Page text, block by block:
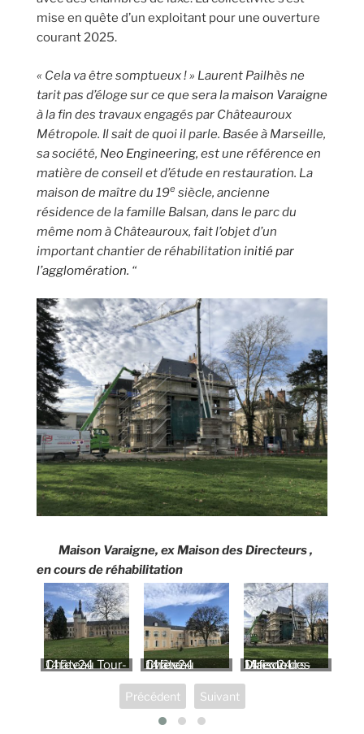
mise en quête d’un exploitant pour une ouverture
courant 2025.
« Cela va être somptueux ! » Laurent Pailhès ne
tarit pas d’éloge sur ce que sera lamaison Varaigne
à la fin des travaux engagés par Châteauroux
Métropole. Il sait de quoi il parle. Basée à Marseille,
sa société, Neo Engineering, est une référence en
matière de conseil et d’étude en restauration. La
maison de maître du 19e siècle, ancienne
résidence de la famille Balsan, dans le parc du
même nom à Châteauroux, fait l’objet d’un
important chantier de réhabilitation initié par
l’agglomération. “
Maison Varaigne, ex Maison des Directeurs ,
en cours de réhabilitation
Château Tour-14fev24 Château rivière-14fev24 Maison des Directeurs-14fev24
Précédent Suivant